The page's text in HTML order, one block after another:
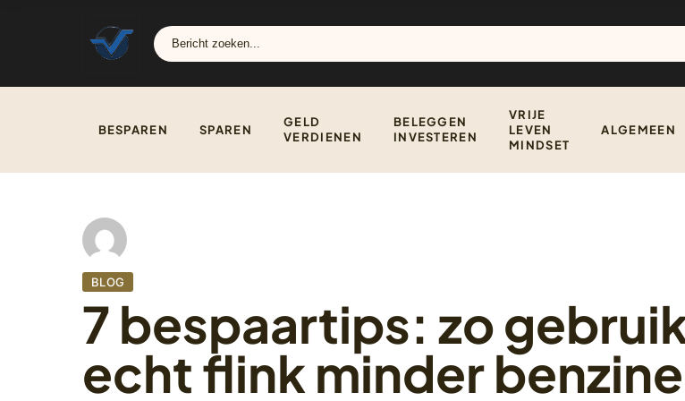
BESPAREN SPAREN
GELD
VERDIENEN
BELEGGEN
INVESTEREN
VRIJE
LEVEN
MINDSET
ALGEMEEN
BLOG
7 bespaartips: zo
echt flink minder benzine